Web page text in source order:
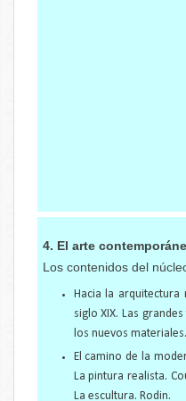
4. El arte
Los contenidos del
Hacia la
siglo XIX. Las
los nuevos
El camino de la
La pintura realista.
La escultura. Rodin.